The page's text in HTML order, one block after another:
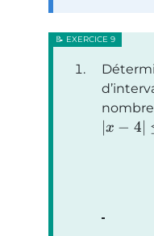
∣x − 4∣